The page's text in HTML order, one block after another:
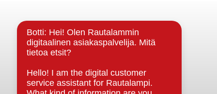
Strategiat, ohjelmat, ohjeet, suunnitelmat, säännöt ja
sopimukset
Asiakirjajulkisuuskuvaus
Evästeet
Saavutettavuusseloste